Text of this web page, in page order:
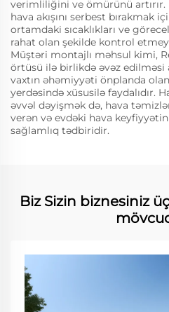
verimliliğini ve ömürünü
hava akışını serbest bırakmak
ortamdaki sıcaklıkları ve
rahat olan şekilde kontrol
Müştəri montajlı məhsul kimi,
örtüsü ilə birlikdə əvəz edilməsi
vaxtın əhəmiyyəti önplanda
yerdəsində xüsusilə faydalıdır.
əvvəl dəyişmək də, hava
verən və evdəki hava
sağlamlıq tədbiridir.
Biz Sizin biznesiniz